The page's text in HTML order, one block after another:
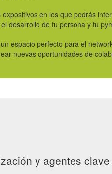
expositivos en los que podrás
desarrollo de tu persona y tu
espacio perfecto para el
nuevas oportunidades de
y agentes